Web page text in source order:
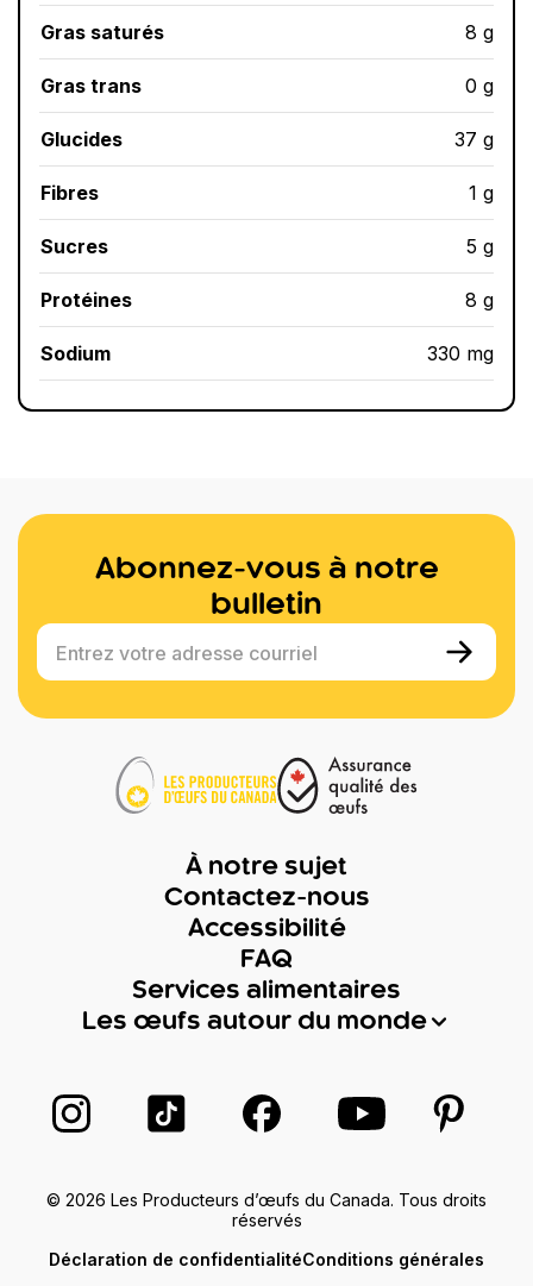
Gras saturés 8 g
Gras trans 0 g
Glucides 37 g
Fibres 1 g
Sucres 5 g
Protéines 8 g
Sodium 330 mg
Abonnez-vous à notre
bulletin
Entrez votre adresse courriel
À notre sujet
Contactez-nous
Accessibilité
FAQ
Services alimentaires
Les œufs autour du monde
Suivez-nous sur Instagram
Suivez-nous sur TikTok
Suivez-nous sur Facebook
Suivez-nous sur
© 2026 Les Producteurs d’œufs du Canada. Tous droits
réservés
Déclaration de confidentialitéConditions générales